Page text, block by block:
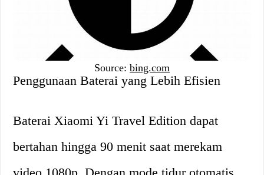
Source: bing.com
Penggunaan Baterai yang Lebih Efisien
Baterai Xiaomi Yi Travel Edition dapat
bertahan hingga 90 menit saat merekam